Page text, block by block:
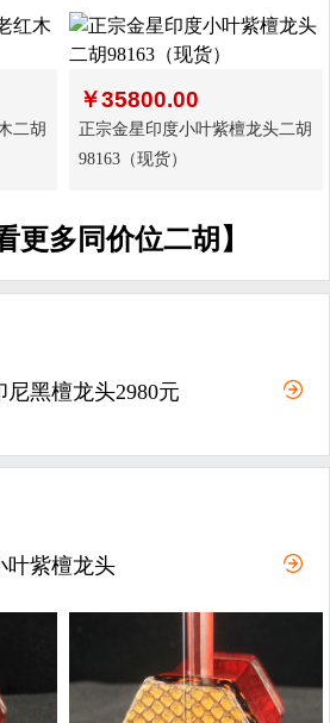
二胡
￥35800.00
正宗金星印度小叶紫檀龙头二胡
98163（现货）
更多同价位二胡】
黑檀龙头2980元
叶紫檀龙头